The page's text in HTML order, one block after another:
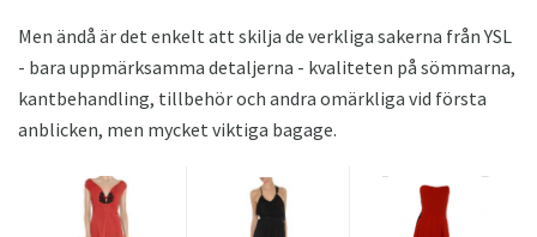
Men ändå är det enkelt att skilja de verkliga sakerna från YSL
- bara uppmärksamma detaljerna - kvaliteten på sömmarna,
kantbehandling, tillbehör och andra omärkliga vid första
anblicken, men mycket viktiga bagage.